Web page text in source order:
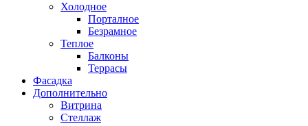
Холодное
Порталное
Безрамное
Теплое
Балконы
Террасы
Фасадка
Дополнительно
Витрина
Стеллаж